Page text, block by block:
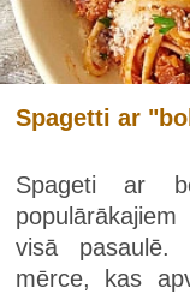
Spagetti ar
Spageti ar
visā pasaulē.
mērce, kas